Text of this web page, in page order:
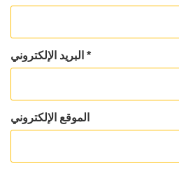
*
الموقع الإلكتروني